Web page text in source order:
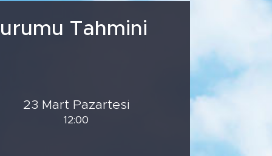
Tahmini
23 Mart Pazartesi
12:00